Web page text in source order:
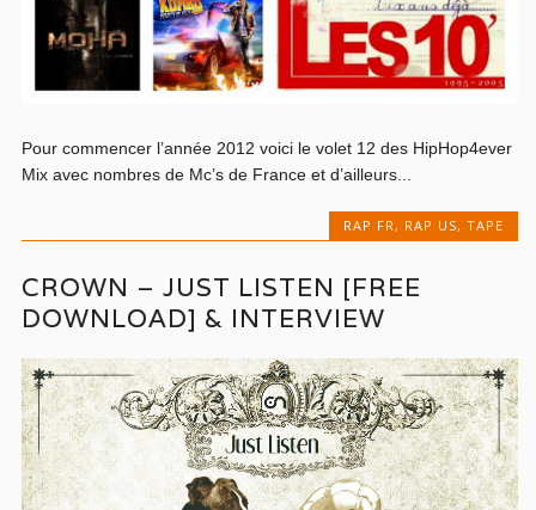
Pour commencer l’année 2012 voici le volet 12 des HipHop4ever
Mix avec nombres de Mc’s de France et d’ailleurs...
RAP FR , RAP US, TAPE
CROWN – JUST LISTEN [FREE
DOWNLOAD] & INTERVIEW